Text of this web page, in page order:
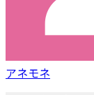
アネモネ